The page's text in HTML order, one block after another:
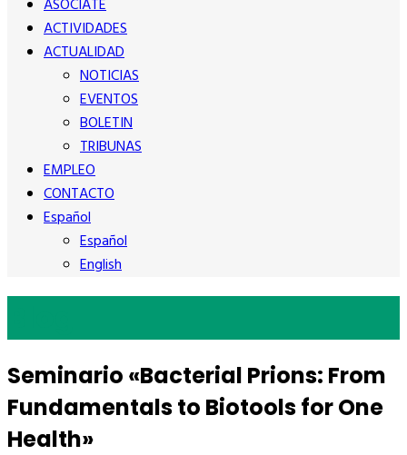
ASÓCIATE
ACTIVIDADES
ACTUALIDAD
NOTICIAS
EVENTOS
BOLETIN
TRIBUNAS
EMPLEO
CONTACTO
Español
Español
English
Seminario «Bacterial Prions: From
Fundamentals to Biotools for One
Health»